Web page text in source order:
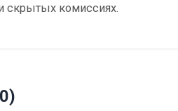
скрытых комиссиях.